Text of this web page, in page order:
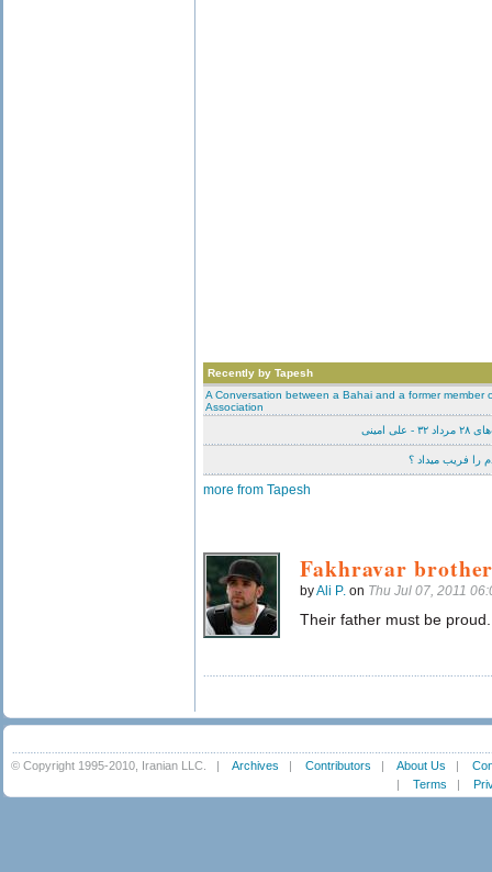
Recently by Tapesh
A Conversation between a Bahai and a former member
Association
امینی
را فریب میداد ؟
more from Tapesh
Fakhravar
byAli P. on Thu Jul 07, 2011
Their father must be proud.
© Copyright 1995-2010, Iranian LLC. | Archives | Contributors | About Us |
| Terms |